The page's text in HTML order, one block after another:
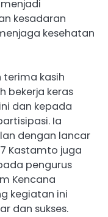
kesadaran
kesehatan
kasih
bekerja keras
dan kepada
Ia
dengan lancar
Kastamto juga
pengurus
Kencana
kegiatan ini
dan sukses.